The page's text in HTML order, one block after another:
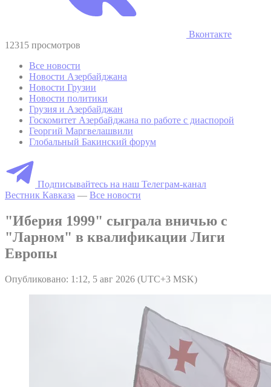
Вконтакте
12315 просмотров
Все новости
Новости Азербайджана
Новости Грузии
Новости политики
Грузия и Азербайджан
Госкомитет Азербайджана по работе с диаспорой
Георгий Маргвелашвили
Глобальный Бакинский форум
Подписывайтесь на наш Телеграм-канал
Вестник Кавказа — Все новости
"Иберия 1999" сыграла вничью с
"Ларном" в квалификации Лиги
Европы
Опубликовано: 1:12, 5 авг 2026 (UTC+3 MSK)